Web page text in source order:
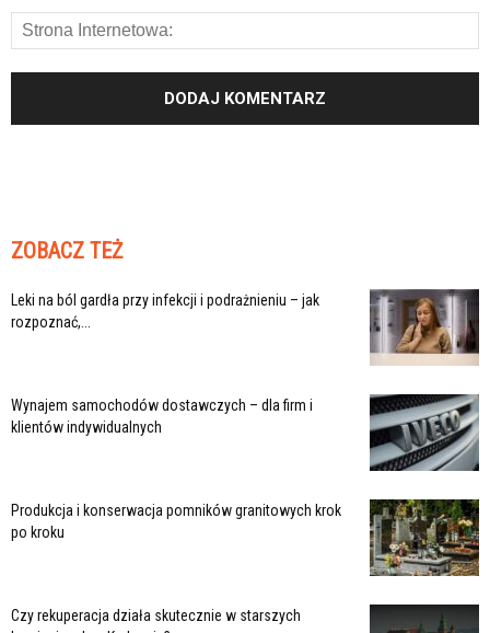
ZOBACZ TEŻ
Leki na ból gardła przy infekcji i podrażnieniu – jak
rozpoznać,...
Wynajem samochodów dostawczych – dla firm i
klientów indywidualnych
Produkcja i konserwacja pomników granitowych krok
po kroku
Czy rekuperacja działa skutecznie w starszych